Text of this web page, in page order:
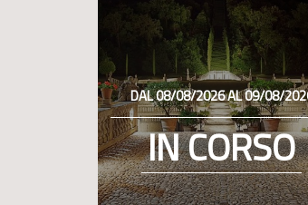
DAL 08/08/2026 AL 09/08/
IN CORSO